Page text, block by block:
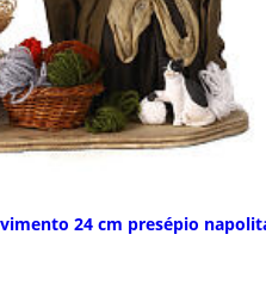
24 cm presépio